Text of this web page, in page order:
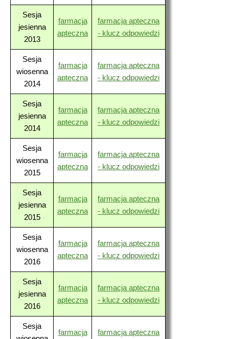
Sesja
jesienna
2013
farmacja
apteczna
farmacja apteczna
- klucz odpowiedzi
Sesja
wiosenna
2014
farmacja
apteczna
farmacja apteczna
- klucz odpowiedzi
Sesja
jesienna
2014
farmacja
apteczna
farmacja apteczna
- klucz odpowiedzi
Sesja
wiosenna
2015
farmacja
apteczna
farmacja apteczna
- klucz odpowiedzi
Sesja
jesienna
2015
farmacja
apteczna
farmacja apteczna
- klucz odpowiedzi
Sesja
wiosenna
2016
farmacja
apteczna
farmacja apteczna
- klucz odpowiedzi
Sesja
jesienna
2016
farmacja
apteczna
farmacja apteczna
- klucz odpowiedzi
Sesja
farmacja
farmacja apteczna